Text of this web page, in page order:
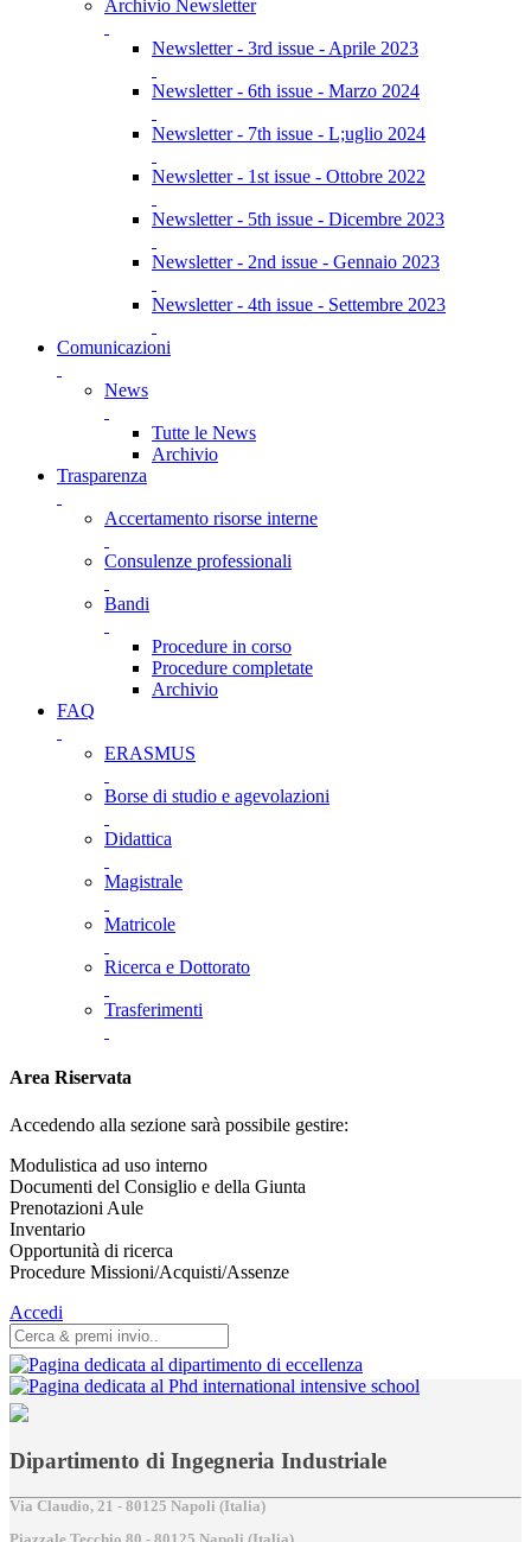
Archivio Newsletter
Newsletter - 3rd issue - Aprile 2023
Newsletter - 6th issue - Marzo 2024
Newsletter - 7th issue - L;uglio 2024
Newsletter - 1st issue - Ottobre 2022
Newsletter - 5th issue - Dicembre 2023
Newsletter - 2nd issue - Gennaio 2023
Newsletter - 4th issue - Settembre 2023
Comunicazioni
News
Tutte le News
Archivio
Trasparenza
Accertamento risorse interne
Consulenze professionali
Bandi
Procedure in corso
Procedure completate
Archivio
FAQ
ERASMUS
Borse di studio e agevolazioni
Didattica
Magistrale
Matricole
Ricerca e Dottorato
Trasferimenti
Area Riservata
Accedendo alla sezione sarà possibile gestire:
Modulistica ad uso interno
Documenti del Consiglio e della Giunta
Prenotazioni Aule
Inventario
Opportunità di ricerca
Procedure Missioni/Acquisti/Assenze
Accedi
Dipartimento di Ingegneria Industriale
Via Claudio, 21 - 80125 Napoli (Italia)